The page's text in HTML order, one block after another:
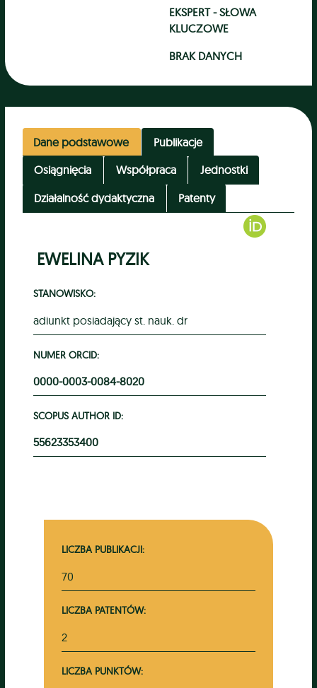
EKSPERT - SŁOWA
KLUCZOWE
BRAK DANYCH
Dane podstawowe
Publikacje
Osiągnięcia
Współpraca
Jednostki
Działalność dydaktyczna
Patenty
EWELINA PYZIK
STANOWISKO:
adiunkt posiadający st. nauk. dr
NUMER ORCID:
0000-0003-0084-8020
SCOPUS AUTHOR ID:
55623353400
LICZBA PUBLIKACJI:
70
LICZBA PATENTÓW:
2
LICZBA PUNKTÓW: